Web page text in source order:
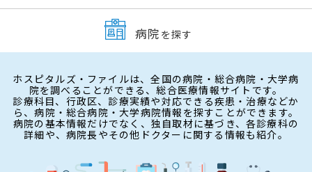
病院 を探す
ホスピタルズ・ファイルは、全国の病院・総合病院・大学病
院を調べることができる、総合医療情報サイトです。
診療科目、行政区、診療実績や対応できる疾患・治療などか
ら、病院・総合病院・大学病院情報を探すことができます。
病院の基本情報だけでなく、独自取材に基づき、各診療科の
詳細や、病院長やその他ドクターに関する情報も紹介。